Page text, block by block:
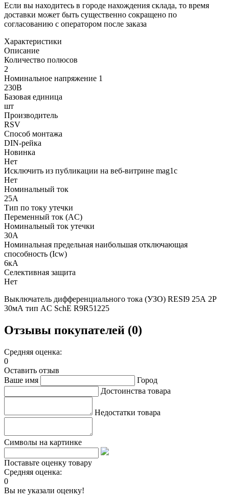
Если вы находитесь в городе нахождения склада, то время
доставки может быть существенно сокращено по
согласованию с оператором после заказа
Характеристики
Описание
Количество полюсов
2
Номинальное напряжение 1
230В
Базовая единица
шт
Производитель
RSV
Способ монтажа
DIN-рейка
Новинка
Нет
Исключить из публикации на веб-витрине mag1c
Нет
Номинальный ток
25А
Тип по току утечки
Переменный ток (AC)
Номинальный ток утечки
30А
Номинальная предельная наибольшая отключающая
способность (Icw)
6кА
Селективная защита
Нет
Выключатель дифференциального тока (УЗО) RESI9 25А 2P
30мА тип AC SchE R9R51225
Отзывы покупателей (0)
Средняя оценка:
0
Оставить отзыв
Ваше имя
Город
Достоинства товара
Недостатки товара
Символы на картинке
Поставьте оценку товару
Средняя оценка:
0
Вы не указали оценку!